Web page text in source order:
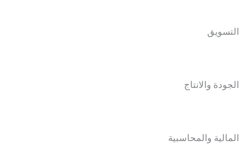
التسويق
الجودة والانتاج
المالية والمحاسبية